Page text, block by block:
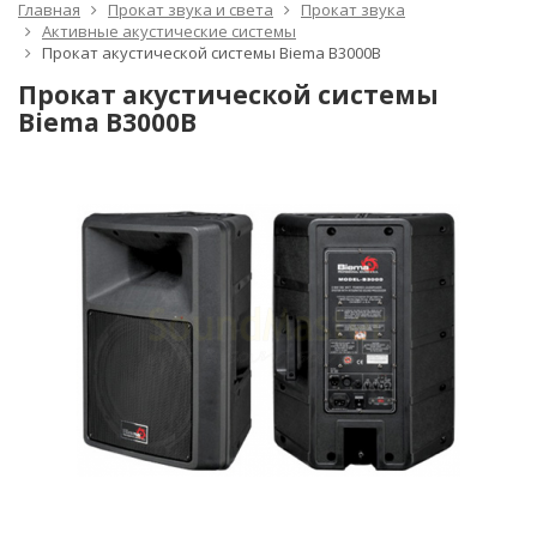
Главная Прокат звука и света
Прокат звука
Активные акустические системы
Прокат акустической системы Biema B3000B
Прокат акустической системы
Biema B3000B